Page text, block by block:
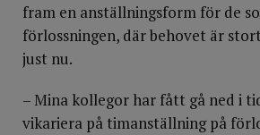
fram en anställningsform för de
förlossningen, där behovet är
just nu.
– Mina kollegor har fått gå ned i
vikariera på timanställning på